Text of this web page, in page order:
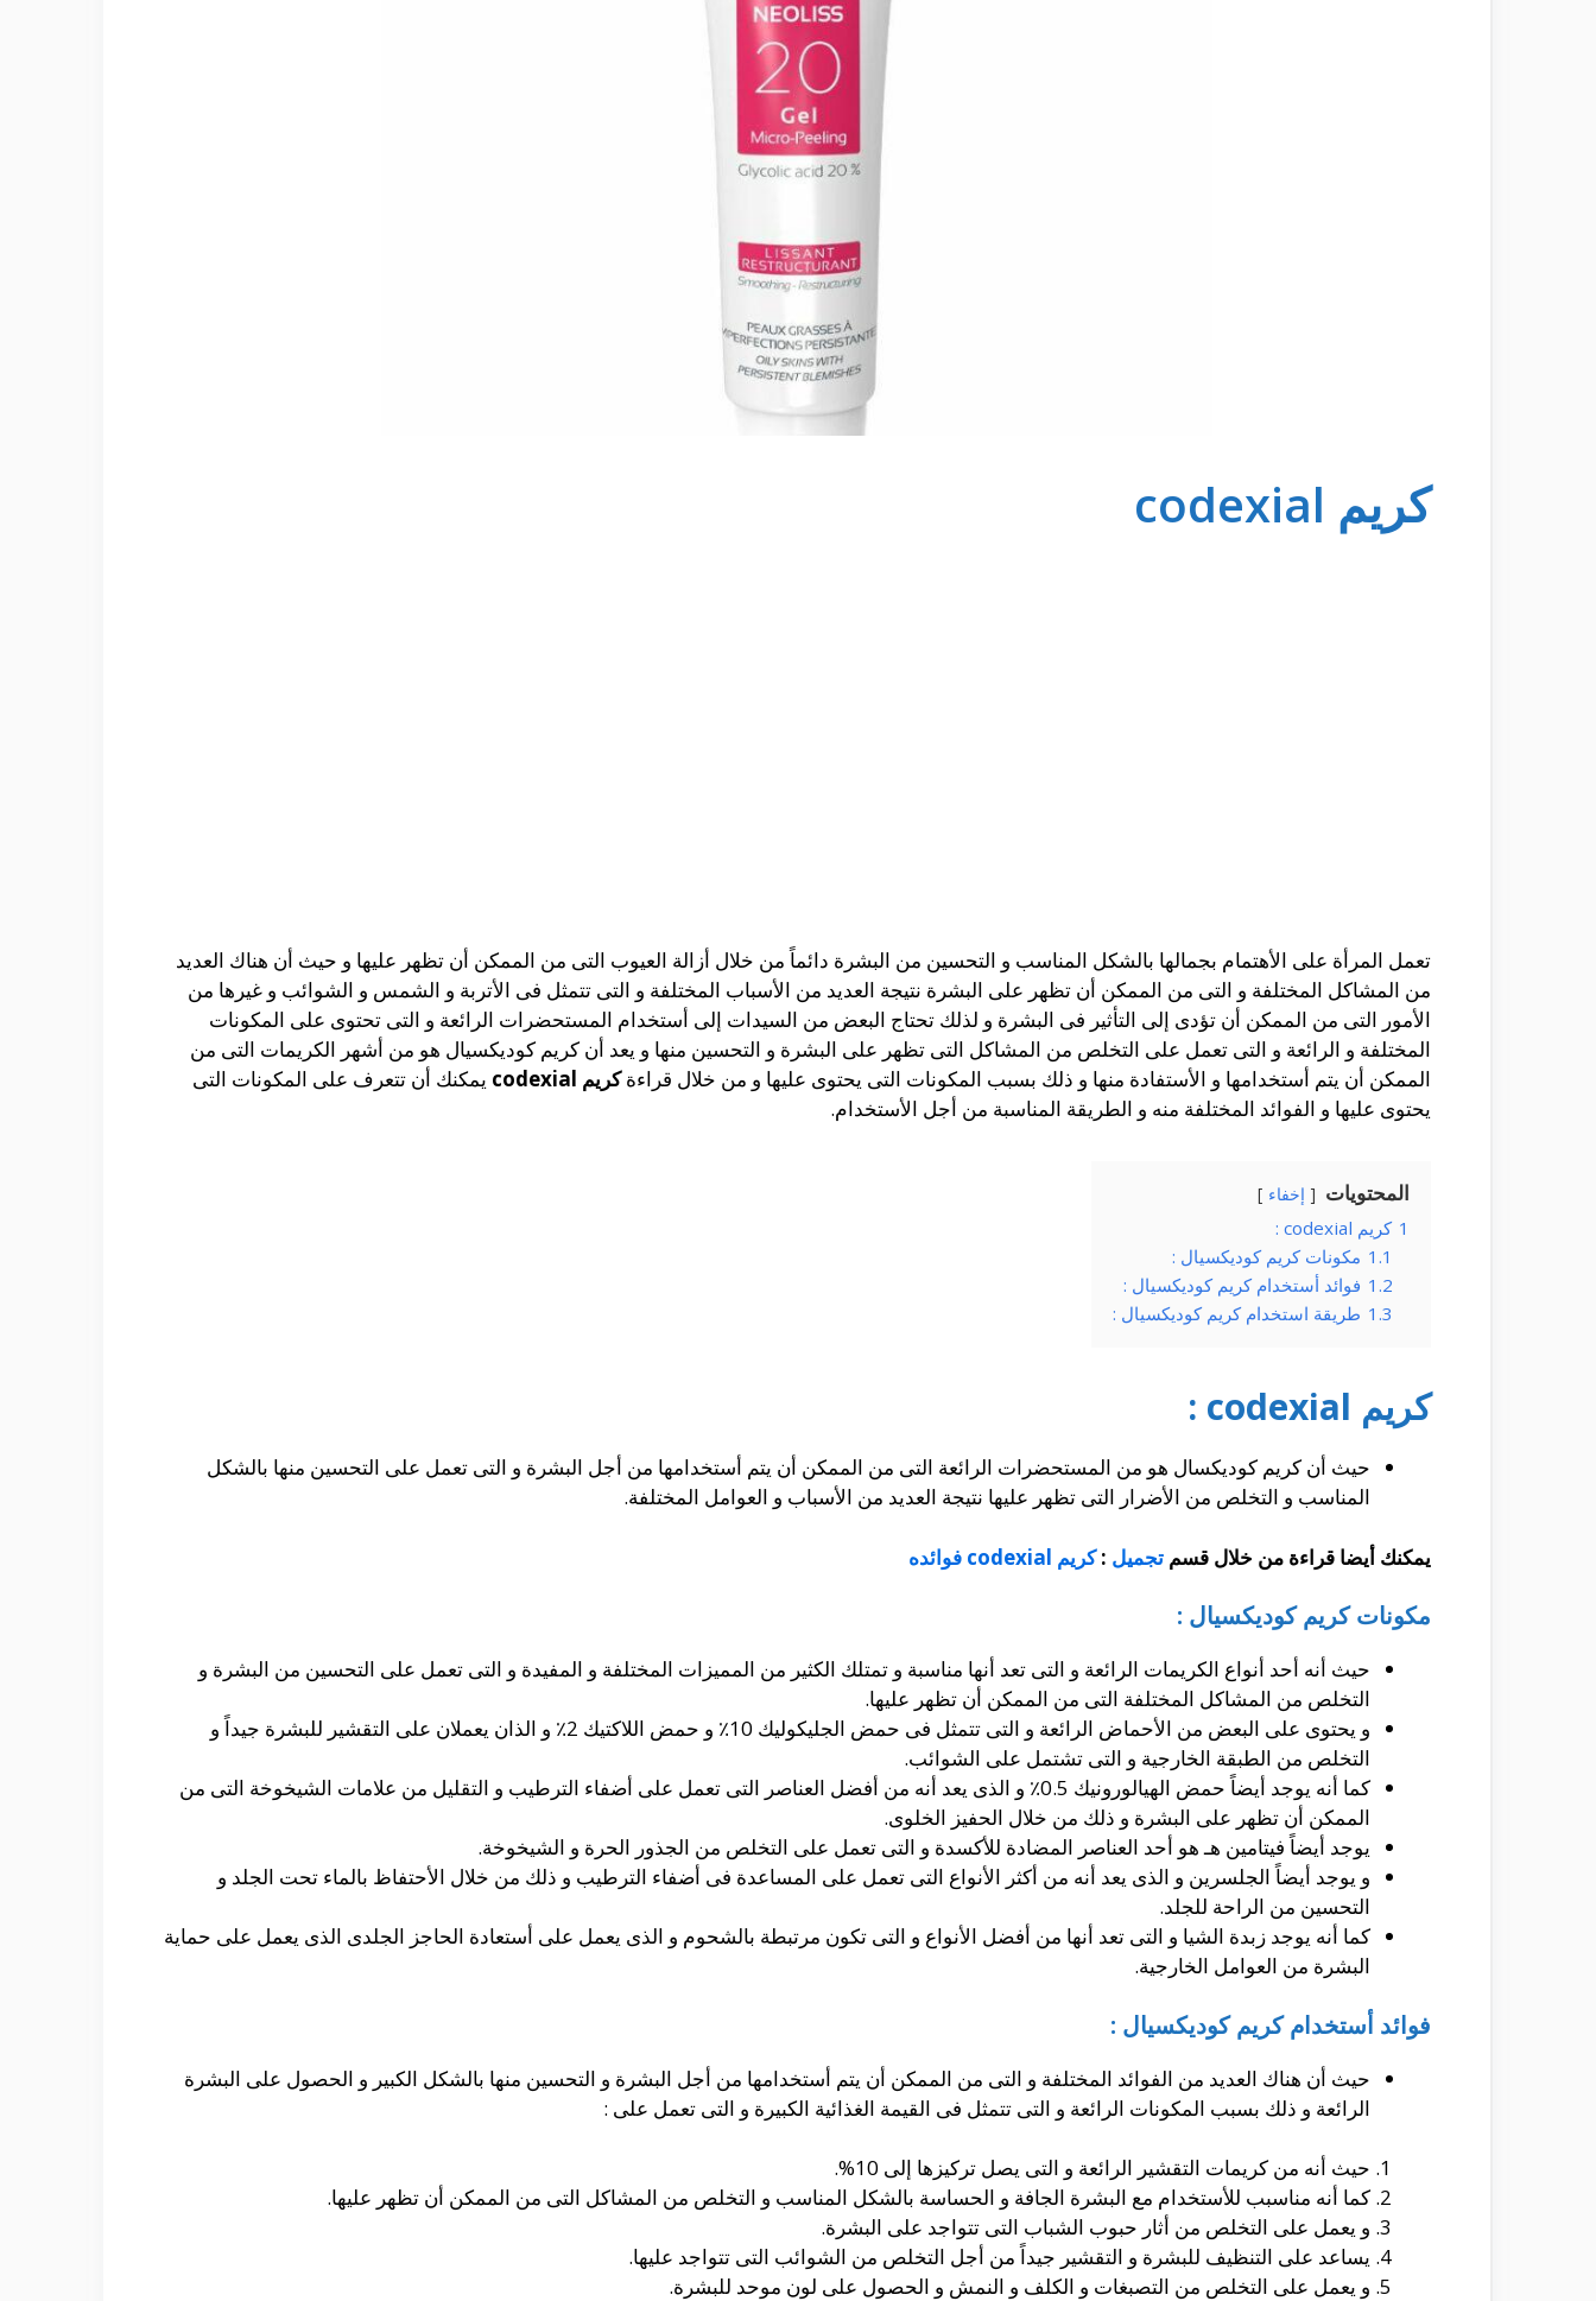
كريم codexial
تعمل المرأة على الأهتمام بجمالها بالشكل المناسب و التحسين من البشرة دائماً من خلال أزالة العيوب التى من الممكن أن تظهر عليها و حيث أن هناك العديد
من المشاكل المختلفة و التى من الممكن أن تظهر على البشرة نتيجة العديد من الأسباب المختلفة و التى تتمثل فى الأتربة و الشمس و الشوائب و غيرها من
الأمور التى من الممكن أن تؤدى إلى التأثير فى البشرة و لذلك تحتاج البعض من السيدات إلى أستخدام المستحضرات الرائعة و التى تحتوى على المكونات
المختلفة و الرائعة و التى تعمل على التخلص من المشاكل التى تظهر على البشرة و التحسين منها و يعد أن كريم كوديكسيال هو من أشهر الكريمات التى من
الممكن أن يتم أستخدامها و الأستفادة منها و ذلك بسبب المكونات التى يحتوى عليها و من خلال قراءةكريم codexial
يمكنك أن تتعرف على المكونات التى
يحتوى عليها و الفوائد المختلفة منه و الطريقة المناسبة من أجل الأستخدام.
المحتويات إخفاء
1 كريم codexial :
1.1 مكونات كريم كوديكسيال :
1.2 فوائد أستخدام كريم كوديكسيال :
1.3 طريقة استخدام كريم كوديكسيال :
كريم codexial :
حيث أن كريم كوديكسال هو من المستحضرات الرائعة التى من الممكن أن يتم أستخدامها من أجل البشرة و التى تعمل على التحسين منها بالشكل
المناسب و التخلص من الأضرار التى تظهر عليها نتيجة العديد من الأسباب و العوامل المختلفة.
يمكنك أيضا قراءة من خلال قسم تجميل :كريم codexial فوائده
مكونات كريم كوديكسيال :
حيث أنه أحد أنواع الكريمات الرائعة و التى تعد أنها مناسبة و تمتلك الكثير من المميزات المختلفة و المفيدة و التى تعمل على التحسين من البشرة و
التخلص من المشاكل المختلفة التى من الممكن أن تظهر عليها.
و يحتوى على البعض من الأحماض الرائعة و التى تتمثل فى حمض الجليكوليك 10٪ و حمض اللاكتيك 2٪ و الذان يعملان على التقشير للبشرة جيداً و
التخلص من الطبقة الخارجية و التى تشتمل على الشوائب.
كما أنه يوجد أيضاً حمض الهيالورونيك 0.5٪ و الذى يعد أنه من أفضل العناصر التى تعمل على أضفاء الترطيب و التقليل من علامات الشيخوخة التى من
الممكن أن تظهر على البشرة و ذلك من خلال الحفيز الخلوى.
يوجد أيضاً فيتامين هـ هو أحد العناصر المضادة للأكسدة و التى تعمل على التخلص من الجذور الحرة و الشيخوخة.
و يوجد أيضاً الجلسرين و الذى يعد أنه من أكثر الأنواع التى تعمل على المساعدة فى أضفاء الترطيب و ذلك من خلال الأحتفاظ بالماء تحت الجلد و
التحسين من الراحة للجلد.
كما أنه يوجد زبدة الشيا و التى تعد أنها من أفضل الأنواع و التى تكون مرتبطة بالشحوم و الذى يعمل على أستعادة الحاجز الجلدى الذى يعمل على حماية
البشرة من العوامل الخارجية.
فوائد أستخدام كريم كوديكسيال :
حيث أن هناك العديد من الفوائد المختلفة و التى من الممكن أن يتم أستخدامها من أجل البشرة و التحسين منها بالشكل الكبير و الحصول على البشرة
الرائعة و ذلك بسبب المكونات الرائعة و التى تتمثل فى القيمة الغذائية الكبيرة و التى تعمل على :
حيث أنه من كريمات التقشير الرائعة و التى يصل تركيزها إلى 10%.
كما أنه مناسبب للأستخدام مع البشرة الجافة و الحساسة بالشكل المناسب و التخلص من المشاكل التى من الممكن أن تظهر عليها.
و يعمل على التخلص من أثار حبوب الشباب التى تتواجد على البشرة.
يساعد على التنظيف للبشرة و التقشير جيداً من أجل التخلص من الشوائب التى تتواجد عليها.
و يعمل على التخلص من التصبغات و الكلف و النمش و الحصول على لون موحد للبشرة.